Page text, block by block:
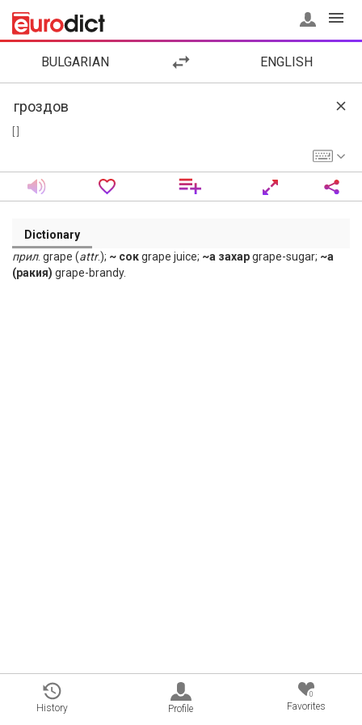
BULGARIAN ENGLISH
Dictionary
прил. grape (attr.); ~ сокgrape juice; ~а захарgrape-sugar; ~а
(ракия) grape-brandy.
History Profile
0
Favorites